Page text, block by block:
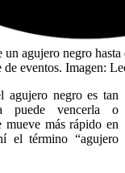
agujero negro
de eventos. Imagen:
agujero negro es tan
puede vencerla o
mueve más rápido en
el término “agujero